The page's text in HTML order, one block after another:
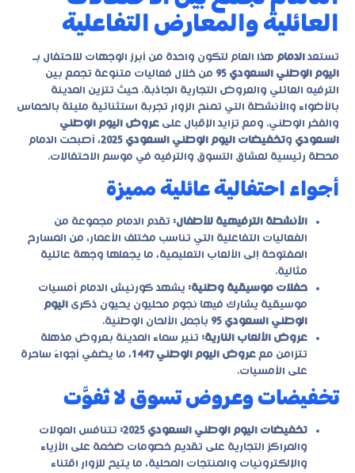
العائلية والمعارض التفاعلية
تستعد الدمام هذا العام لتكون واحدة من أبرز الوجهات للاحتفال بـ
اليوم الوطني السعودي 95
من خلال فعاليات متنوعة تجمع بين
الترفيه العائلي والعروض التجارية الجاذبة. حيث تتزين المدينة
بالأضواء والأنشطة التي تمنح الزوار تجربة استثنائية مليئة بالحماس
والفخر الوطني. ومع تزايد الإقبال على عروض اليوم الوطني
السعودي وتخفيضات اليوم الوطني السعودي 2025
، أصبحت الدمام
محطة رئيسية لعشاق التسوق والترفيه في موسم الاحتفالات.
أجواء احتفالية عائلية مميزة
الأنشطة الترفيهية للأطفال: تقدم الدمام مجموعة من
الفعاليات التفاعلية التي تناسب مختلف الأعمار، من المسارح
المفتوحة إلى الألعاب التعليمية، ما يجعلها وجهة عائلية
مثالية.
حفلات موسيقية وطنية: يشهد كورنيش الدمام أمسيات
موسيقية يشارك فيها نجوم محليون يحيون ذكرى اليوم
الوطني السعودي 95
بأجمل الألحان الوطنية.
عروض الألعاب النارية: تنير سماء المدينة بعروض مذهلة
تتزامن مع عروض اليوم الوطني 1447
، ما يضفي أجواءً ساحرة
على الأمسيات.
تخفيضات وعروض تسوق لا تُفوَّت
تخفيضات اليوم الوطني السعودي 2025:
تتنافس المولات
والمراكز التجارية على تقديم خصومات ضخمة على الأزياء
والإلكترونيات والمنتجات المحلية، ما يتيح للزوار اقتناء